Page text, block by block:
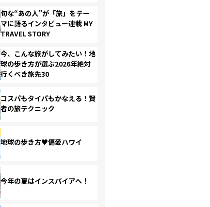
旬な“あの人”が「旅」をテー
マに語るインタビュー連載 MY
TRAVEL STORY
今、こんな旅がしてみたい！地
球の歩き方が選ぶ2026年絶対
行くべき旅先30
コスパもタイパもかなえる！賢
者の旅テクニック
地球の歩き方♥偏愛ハワイ
今年の夏はインスパイアへ！